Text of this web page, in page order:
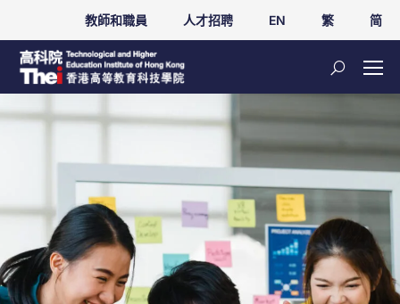
教師和職員 人才招聘 EN 繁 简